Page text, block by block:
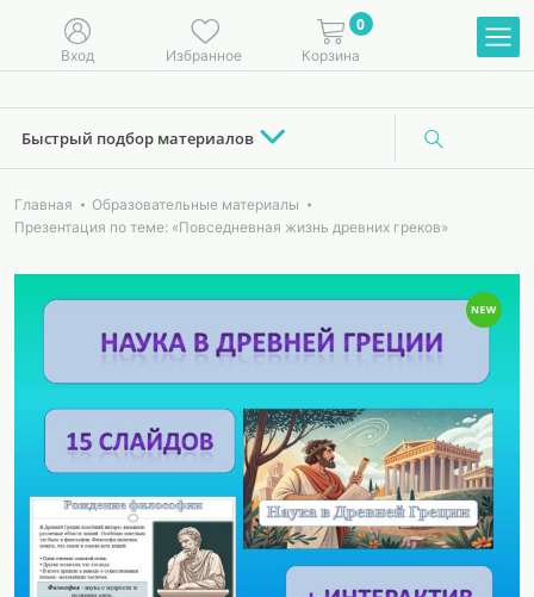
Вход Избранное
0
Корзина
Быстрый подбор материалов
Главная
Образовательные материалы
Презентация по теме: «Повседневная жизнь древних греков»